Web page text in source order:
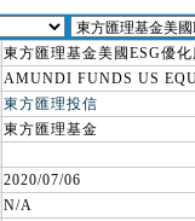
東方匯理基金美國ESG優
AMUNDI FUNDS US
東方匯理投信
東方匯理基金
2020/07/06
N/A